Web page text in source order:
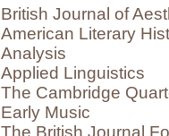
British Journal of
American Literary
Analysis
Applied Linguistics
The Cambridge
Early Music
The British Journal